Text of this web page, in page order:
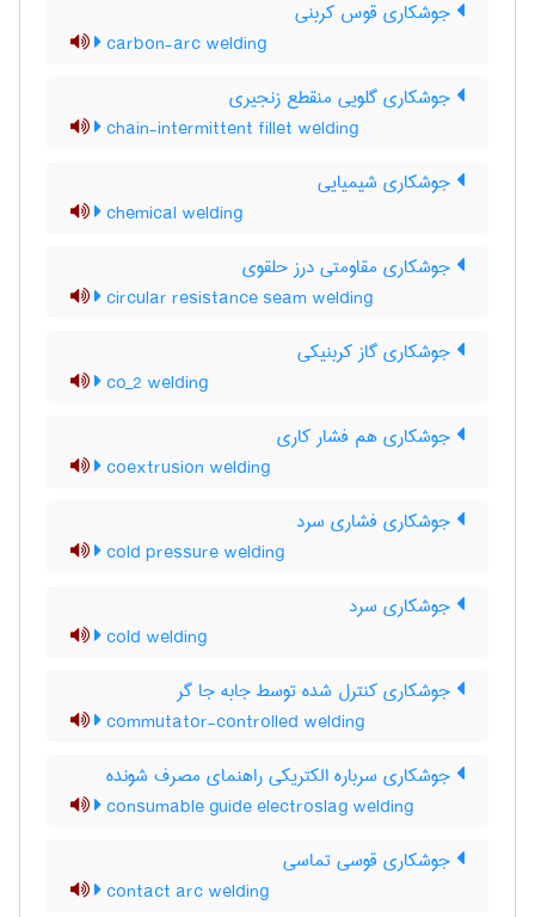
جوشکاری قوس کربنی
carbon-arc welding
جوشکاری گلویی منقطع زنجیری
chain-intermittent fillet welding
جوشکاری شیمیایی
chemical welding
جوشکاری مقاومتی درز حلقوی
circular resistance seam welding
جوشکاری گاز کربنیکی
co_2 welding
جوشکاری هم فشار کاری
coextrusion welding
جوشکاری فشاری سرد
cold pressure welding
جوشکاری سرد
cold welding
جوشکاری کنترل شده توسط جابه جا گر
commutator-controlled welding
جوشکاری سرباره الکتریکی راهنمای مصرف شونده
consumable guide electroslag welding
جوشکاری قوسی تماسی
contact arc welding